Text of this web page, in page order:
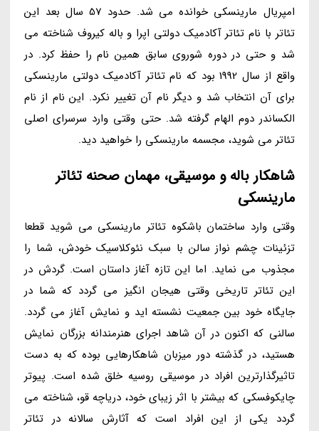
امپریال مارینسکی خوانده می شد. حدود 57 سال بعد این
تئاتر با نام تئاتر آکادمیک دولتی اپرا و باله کیروف شناخته می
شد و حتی در دوره شوروی سابق همین نام را حفظ کرد. در
واقع از سال 1992 بود که نام تئاتر آکادمیک دولتی مارینسکی
برای آن انتخاب شد و دیگر نام آن تغییر نکرد. این نام از نام
الکساندر دوم الهام گرفته شد. حتی وقتی وارد سرسرای اصلی
تئاتر می شوید، مجسمه مارینسکی را خواهید دید.
شاهکار باله و موسیقی، مهمان صحنه تئاتر
مارینسکی
وقتی وارد ساختمان باشکوه تئاتر مارینسکی می شوید قطعا
تزئینات چشم نواز سالن با سبک نئوکلاسیک خودش، شما را
مجذوب می نماید. اما این تازه آغاز داستان است. گردش در
این تئاتر تاریخی وقتی هیجان انگیز می گردد که شما در
جایگاه خود بین جمعیت نشسته اید و نمایش آغاز می گردد.
سالنی که اکنون در آن شاهد اجرای هنرمندانه بزرگان نمایش
هستید، در گذشته دور میزبان شاهکارهایی بوده که به دست
تاثیرگذارترین افراد در موسیقی روسیه خلق شده است. پیوتر
چایکوفسکی که بیشتر با اثر زیبای خود، دریاچه قو، شناخته می
گردد یکی از این افراد است که آثارش سالانه در تئاتر